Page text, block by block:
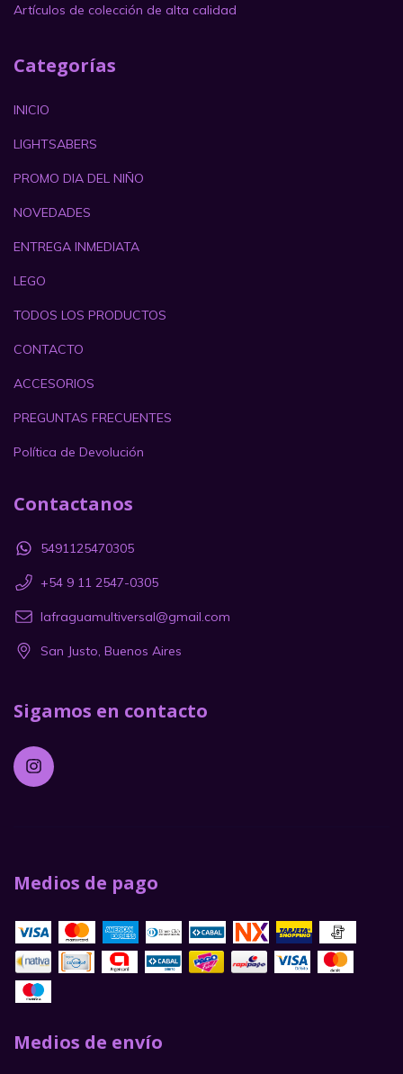
Artículos de colección de alta calidad
Categorías
INICIO
LIGHTSABERS
PROMO DIA DEL NIÑO
NOVEDADES
ENTREGA INMEDIATA
LEGO
TODOS LOS PRODUCTOS
CONTACTO
ACCESORIOS
PREGUNTAS FRECUENTES
Política de Devolución
Contactanos
5491125470305
+54 9 11 2547-0305
lafraguamultiversal@gmail.com
San Justo, Buenos Aires
Sigamos en contacto
Medios de pago
Medios de envío